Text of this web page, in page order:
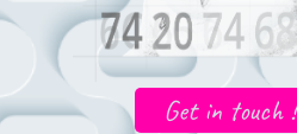
Get in touch !